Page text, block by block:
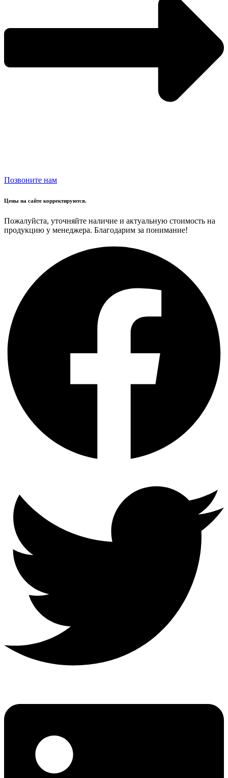
Позвоните нам
Цены на сайте корректируются.
Пожалуйста, уточняйте наличие и актуальную стоимость на
продукцию у менеджера. Благодарим за понимание!